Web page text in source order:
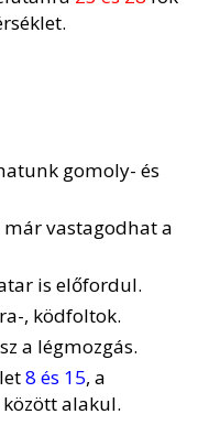
gomoly- és
vastagodhat a
is előfordul.
, ködfoltok.
a légmozgás.
8 és 15, a
alakul.